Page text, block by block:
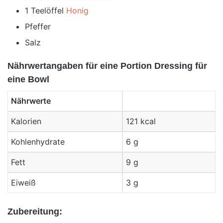
1 Teelöffel Honig
Pfeffer
Salz
Nährwertangaben für eine Portion Dressing für
eine Bowl
Nährwerte
Kalorien 121 kcal
Kohlenhydrate 6 g
Fett 9 g
Eiweiß 3 g
Zubereitung: